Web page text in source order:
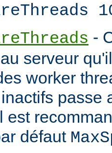
-
serveur
worker
passe
est
défaut